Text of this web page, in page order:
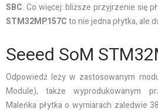
SBC. Co więcej: bliższe przyjrzenie się
STM32MP157Cto nie jedna płytka, ale
Seeed SoM
Odpowiedź leży w zastosowanym
Module), także wyprodukowanym
Maleńka płytka o wymiarach zaledwie